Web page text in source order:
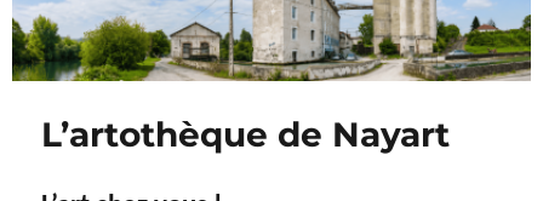
L’artothèque de Nayart